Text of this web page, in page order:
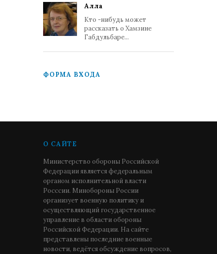
Алла
Кто -нибудь может
рассказать о Хамзине
Габдульбаре...
ФОРМА ВХОДА
О САЙТЕ
Министерство обороны Российской
Федерации является федеральным
органом исполнительной власти
Росссии. Минобороны России
организует военную политику и
осуществляющий государственное
управление в области обороны
Российской Федерации. На сайте
представлены последние военные
новости, ведётся обсуждение вопросов,